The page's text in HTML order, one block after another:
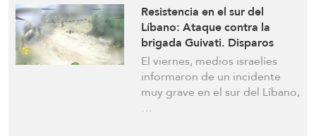
Resistencia en el sur del
Líbano: Ataque contra la
brigada Guivati. Disparos
contra 4 drones Hermes 450 y
un avión de combate israelíes.
Trece soldados heridos
El viernes, medios israelíes
informaron de un incidente
muy grave en el sur del Líbano,
…